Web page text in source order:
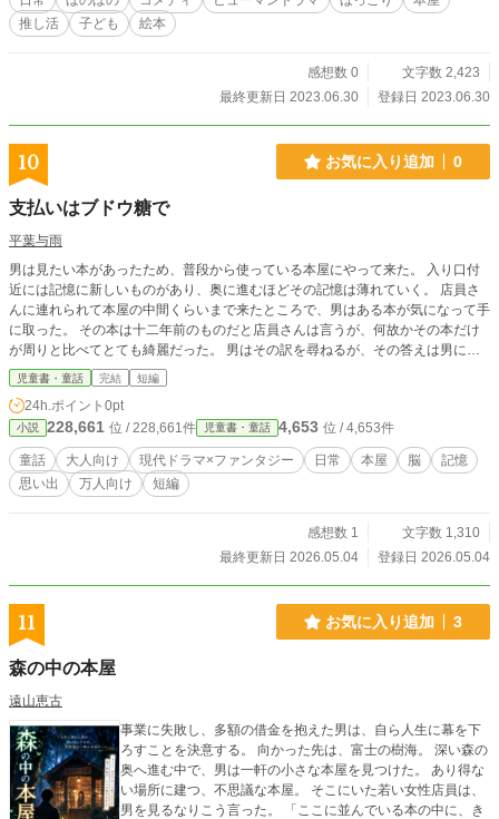
推し活
子ども 絵本
感想数 0
文字数 2,423
最終更新日 2023.06.30
登録日 2023.06.30
10 お気に入り追加 0
支払いはブドウ糖で
平葉与雨
男は見たい本があったため、普段から使っている本屋にやって来た。 入り口付
近には記憶に新しいものがあり、奥に進むほどその記憶は薄れていく。 店員さ
んに連れられて本屋の中間くらいまで来たところで、男はある本が気になって手
に取った。 その本は十二年前のものだと店員さんは言うが、何故かその本だけ
が周りと比べてとても綺麗だった。 男はその訳を尋ねるが、その答えは男にと
って意外なものだった……。 ◆こちらは2023年3月1日にカクヨムにて投稿した
短編です。
児童書・童話 完結 短編
24h.ポイント 0pt
小説 228,661 位 / 228,661件 児童書・童話 4,653 位 / 4,653件
童話 大人向け 現代ドラマ×ファンタジー 日常 本屋 脳
記憶
思い出
万人向け 短編
感想数 1
文字数 1,310
最終更新日 2026.05.04
登録日 2026.05.04
11 お気に入り追加 3
森の中の本屋
遠山恵古
事業に失敗し、多額の借金を抱えた男は、自ら人生に幕を下
ろすことを決意する。 向かった先は、富士の樹海。 深い森の
奥へ進む中で、男は一軒の小さな本屋を見つけた。 あり得な
い場所に建つ、不思議な本屋。 そこにいた若い女性店員は、
男を見るなりこう言った。 「ここに並んでいる本の中に、き